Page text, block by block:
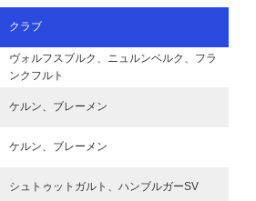
クラブ
ヴォルフスブルク、ニュルンベルク、フラ
ンクフルト
ケルン、ブレーメン
ケルン、ブレーメン
シュトゥットガルト、ハンブルガーSV